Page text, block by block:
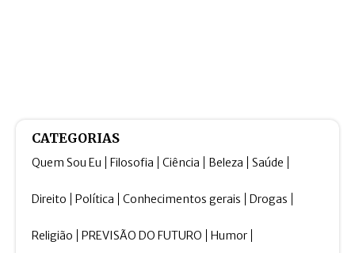
CATEGORIAS
Quem Sou Eu Filosofia Ciência Beleza Saúde
Direito Política Conhecimentos gerais Drogas
Religião PREVISÃO DO FUTURO Humor